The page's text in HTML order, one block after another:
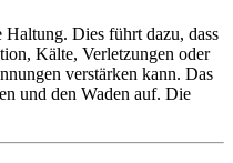
Haltung. Dies führt dazu, dass
Kälte, Verletzungen oder
verstärken kann. Das
und den Waden auf. Die